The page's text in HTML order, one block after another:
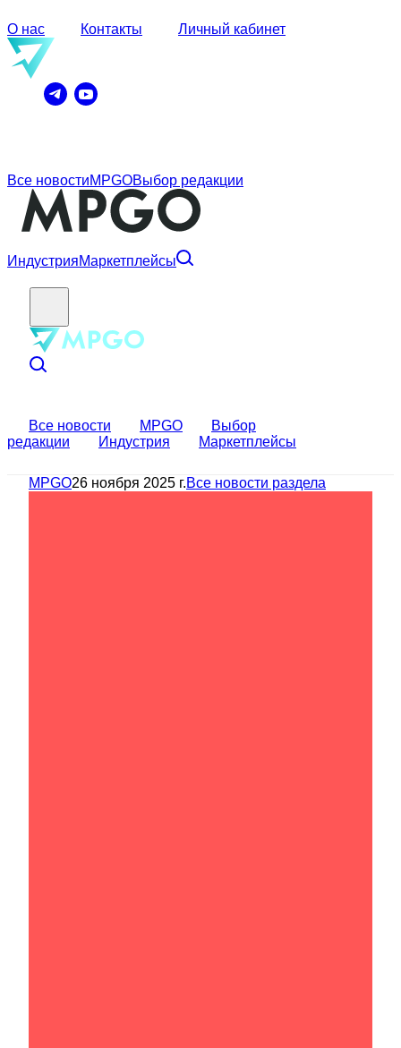
О нас Контакты Личный кабинет
Все новостиMPGOВыбор редакции
ИндустрияМаркетплейсы
Все новости MPGO
Выбор
редакции
Индустрия Маркетплейсы
MPGO26 ноября 2025 г.Все новости раздела